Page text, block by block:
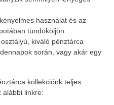
használat és az
tündököljön.
kiváló pénztárca
során, vagy akár egy
kollekciónk teljes
alábbi linkre: